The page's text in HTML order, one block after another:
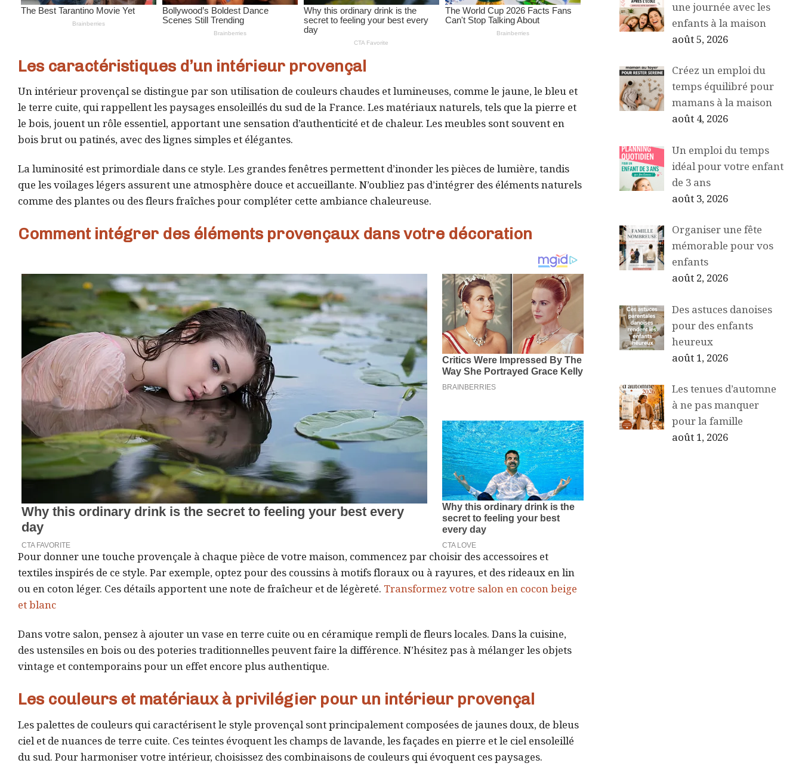
Les caractéristiques d’un intérieur provençal
Un intérieur provençal se distingue par son utilisation de couleurs chaudes et lumineuses, comme le jaune, le bleu et
le terre cuite, qui rappellent les paysages ensoleillés du sud de la France. Les matériaux naturels, tels que la pierre et
le bois, jouent un rôle essentiel, apportant une sensation d’authenticité et de chaleur. Les meubles sont souvent en
bois brut ou patinés, avec des lignes simples et élégantes.
La luminosité est primordiale dans ce style. Les grandes fenêtres permettent d’inonder les pièces de lumière, tandis
que les voilages légers assurent une atmosphère douce et accueillante. N’oubliez pas d’intégrer des éléments naturels
comme des plantes ou des fleurs fraîches pour compléter cette ambiance chaleureuse.
Comment intégrer des éléments provençaux dans votre décoration
Pour donner une touche provençale à chaque pièce de votre maison, commencez par choisir des accessoires et
textiles inspirés de ce style. Par exemple, optez pour des coussins à motifs floraux ou à rayures, et des rideaux en lin
ou en coton léger. Ces détails apportent une note de fraîcheur et de légèreté. Transformez votre salon en cocon beige
et blanc
Dans votre salon, pensez à ajouter un vase en terre cuite ou en céramique rempli de fleurs locales. Dans la cuisine,
des ustensiles en bois ou des poteries traditionnelles peuvent faire la différence. N’hésitez pas à mélanger les objets
vintage et contemporains pour un effet encore plus authentique.
Les couleurs et matériaux à privilégier pour un intérieur provençal
Les palettes de couleurs qui caractérisent le style provençal sont principalement composées de jaunes doux, de bleus
ciel et de nuances de terre cuite. Ces teintes évoquent les champs de lavande, les façades en pierre et le ciel ensoleillé
du sud. Pour harmoniser votre intérieur, choisissez des combinaisons de couleurs qui évoquent ces paysages.
une journée avec les
enfants à la maison
août 5, 2026
Créez un emploi du
temps équilibré pour
mamans à la maison
août 4, 2026
Un emploi du temps
idéal pour votre enfant
de 3 ans
août 3, 2026
Organiser une fête
mémorable pour vos
enfants
août 2, 2026
Des astuces danoises
pour des enfants
heureux
août 1, 2026
Les tenues d’automne
à ne pas manquer
pour la famille
août 1, 2026